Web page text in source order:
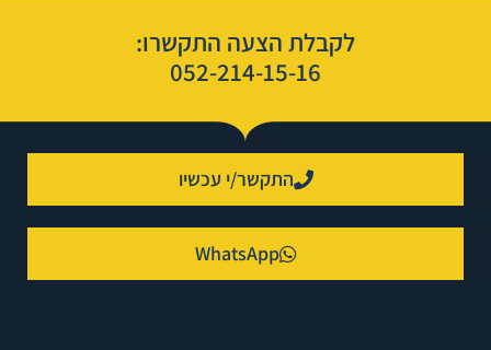
לקבלת הצעה התקשרו:
052-214-15-16
התקשר/י עכשיו
WhatsApp